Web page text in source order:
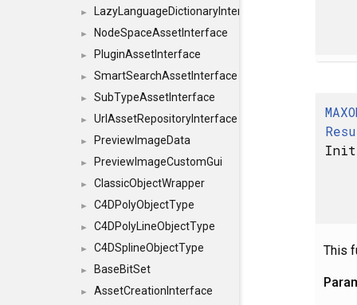
► LazyLanguageDictionaryInterface
► NodeSpaceAssetInterface
► PluginAssetInterface
► SmartSearchAssetInterface
► SubTypeAssetInterface
► UrlAssetRepositoryInterface
► PreviewImageData
► PreviewImageCustomGui
► ClassicObjectWrapper
► C4DPolyObjectType
► C4DPolyLineObjectType
► C4DSplineObjectType
► BaseBitSet
► AssetCreationInterface
Init
This